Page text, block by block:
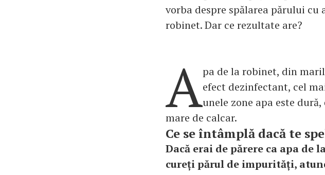
vorba despre spălarea părului
robinet. Dar ce rezultate are?
Apa de la robinet, din
efect dezinfectant, cel
unele zone apa este
mare de calcar.
Ce se întâmplă dacă te
Dacă erai de părere ca apa de
cureți părul de impurități,